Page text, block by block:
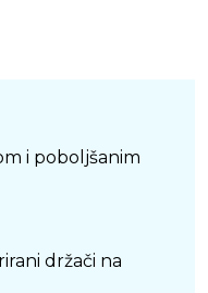
i poboljšanim
držači na